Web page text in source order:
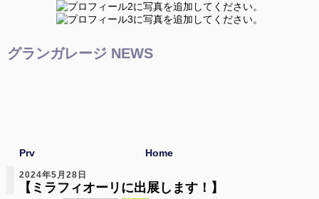
グランガレージ NEWS
Prv Home
2024年5月28日
【ミラフィオーリに出展します！】